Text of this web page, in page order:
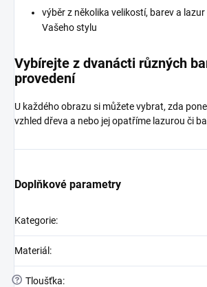
výběr z několika velikostí, barev a
Vašeho stylu
Vybírejte z dvanácti různých
provedení
U každého obrazu si můžete vybrat, zda
vzhled dřeva a nebo jej opatříme lazurou či
Doplňkové parametry
Kategorie:
Materiál :
? Tloušťka: